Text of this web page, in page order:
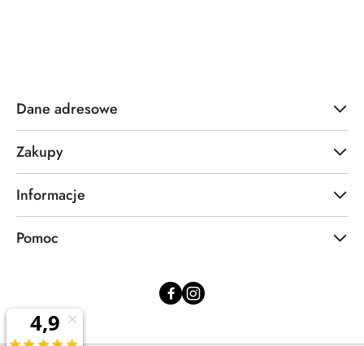
Dane adresowe
Zakupy
Informacje
Pomoc